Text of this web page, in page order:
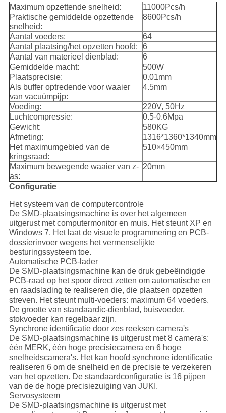
Maximum opzettende snelheid:
11000Pcs/h
Praktische gemiddelde opzettende
snelheid:
8600Pcs/h
Aantal voeders:
64
Aantal plaatsing/het opzetten hoofd:
6
Aantal van materieel dienblad:
6
Gemiddelde macht:
500W
Plaatsprecisie:
0.01mm
Als buffer optredende voor waaier
van vacuümpijp:
4.5mm
Voeding:
220V, 50Hz
Luchtcompressie:
0.5-0.6Mpa
Gewicht:
580KG
Afmeting:
1316*1360*1340mm
Het maximumgebied van de
kringsraad:
510×450mm
Maximum bewegende waaier van z-
as:
20mm
Configuratie
Het systeem van de computercontrole
De SMD-plaatsingsmachine is over het algemeen
uitgerust met computermonitor en muis. Het steunt XP en
Windows 7. Het laat de visuele programmering en PCB-
dossierinvoer wegens het vermenselijkte
besturingssysteem toe.
Automatische PCB-lader
De SMD-plaatsingsmachine kan de druk gebeëindigde
PCB-raad op het spoor direct zetten om automatische en
en raadslading te realiseren die, die plaatsen opzetten
streven. Het steunt multi-voeders: maximum 64 voeders.
De grootte van standaardic-dienblad, buisvoeder,
stokvoeder kan regelbaar zijn.
Synchrone identificatie door zes reeksen camera's
De SMD-plaatsingsmachine is uitgerust met 8 camera's:
één MERK, één hoge precisiecamera en 6 hoge
snelheidscamera's. Het kan hoofd synchrone identificatie
realiseren 6 om de snelheid en de precisie te verzekeren
van het opzetten. De standaardconfiguratie is 16 pijpen
van de de hoge precisiezuiging van JUKI.
Servosysteem
De SMD-plaatsingsmachine is uitgerust met